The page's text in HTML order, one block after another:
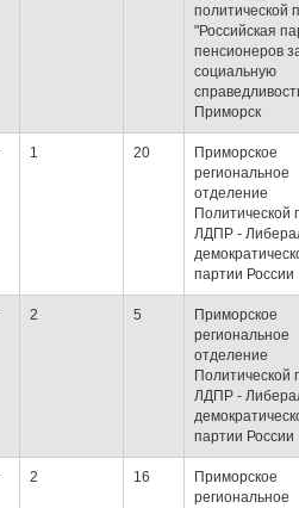
политической
"Российская
пенсионеров
социальную
Приморск
1 20
Приморское
региональное
отделение
Политической
ЛДПР -
партии России
2 5
Приморское
региональное
отделение
Политической
ЛДПР -
партии России
2 16
Приморское
региональное